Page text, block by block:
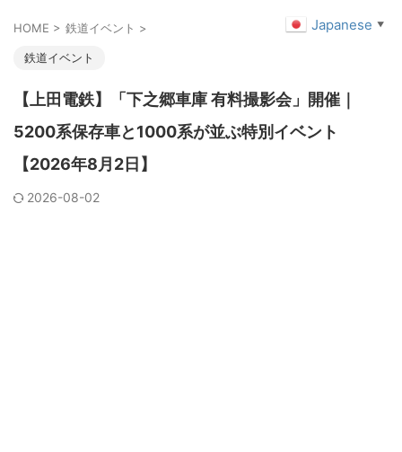
HOME > 鉄道イベント >
鉄道イベント
【上田電鉄】「下之郷車庫 有料撮影会」開催｜
5200系保存車と1000系が並ぶ特別イベント
【2026年8月2日】
2026-08-02
Japanese ▼